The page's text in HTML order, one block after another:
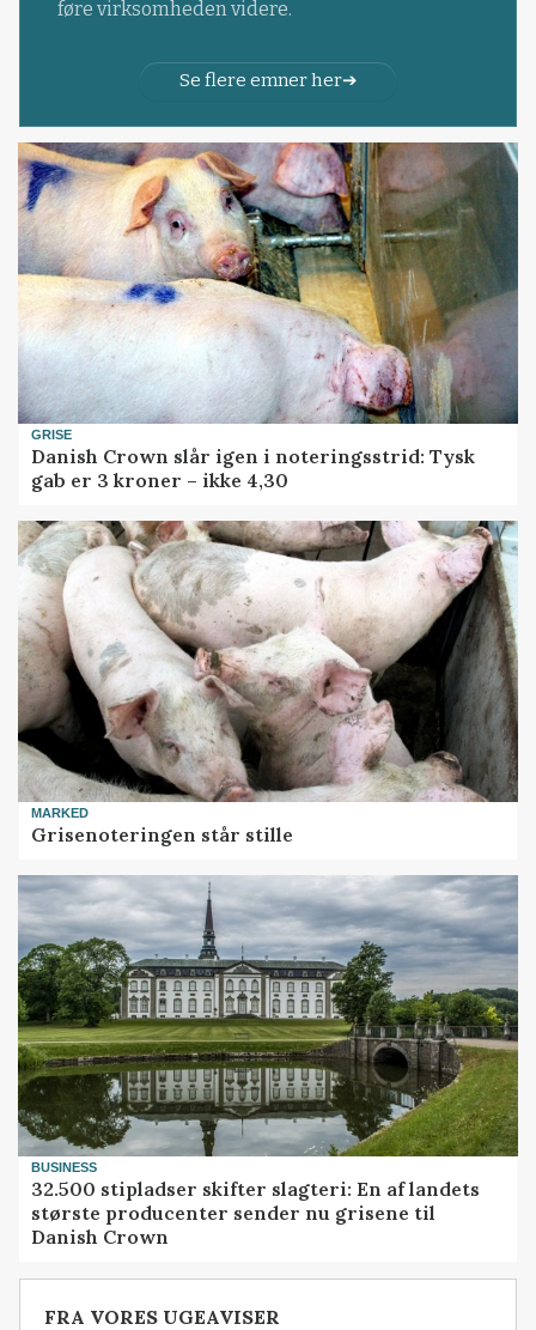
føre virksomheden videre.
Se flere emner her
GRISE
Danish Crown slår igen i noteringsstrid: Tysk
gab er 3 kroner – ikke 4,30
MARKED
Grisenoteringen står stille
BUSINESS
32.500 stipladser skifter slagteri: En af landets
største producenter sender nu grisene til
Danish Crown
FRA VORES UGEAVISER